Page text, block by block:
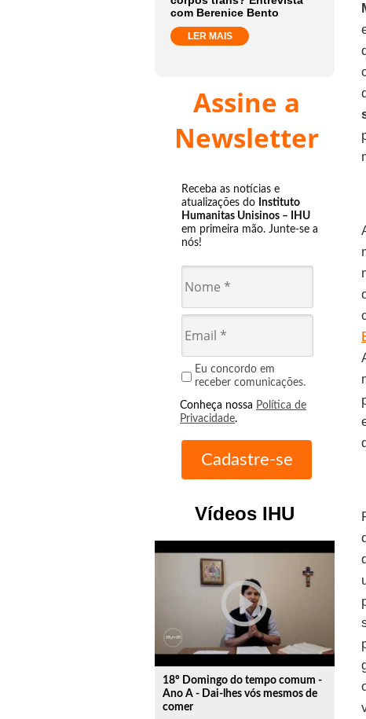
com Berenice Bento
LER MAIS
Assine a
Newsletter
Receba as notícias e
atualizações do Instituto
Humanitas Unisinos – IHU
em primeira mão. Junte-se a
nós!
Eu concordo em
receber comunicações.
Conheça nossa Política de
Privacidade.
Vídeos IHU
play_circle_outline
18º Domingo do tempo comum -
Ano A - Dai-lhes vós mesmos de
comer